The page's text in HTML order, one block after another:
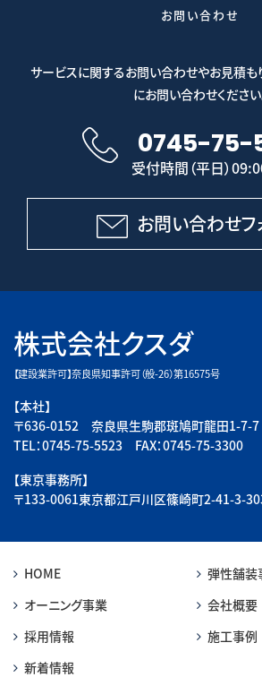
お問い合わせ
サービスに関するお問い合わせやお見積も
にお問い合わせください
0745-75-
受付時間（平日）
お問い合わせフ
株式会社クスダ
【建設業許可】奈良県知事許可（般-26）第16575号
【本社】
〒636-0152 奈良県生駒郡斑鳩町龍田1-7-7
TEL：0745-75-5523 FAX：0745-75-3300
【東京事務所】
〒133-0061東京都江戸川区篠崎町2-41-3-
HOME
弾性舗装
オーニング事業
会社概要
採用情報
施工事例
新着情報